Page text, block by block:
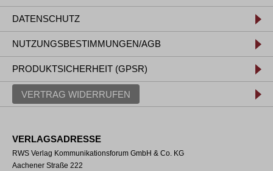
DATENSCHUTZ
NUTZUNGSBESTIMMUNGEN/AGB
PRODUKTSICHERHEIT (GPSR)
VERTRAG WIDERRUFEN
VERLAGSADRESSE
RWS Verlag Kommunikationsforum GmbH & Co. KG
Aachener Straße 222